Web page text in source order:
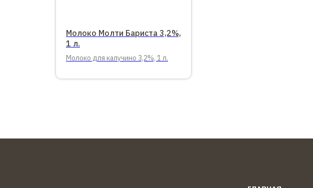
Молоко Молти Бариста 3,2%,
1 л.
Молоко для капучино 3,2%, 1 л.